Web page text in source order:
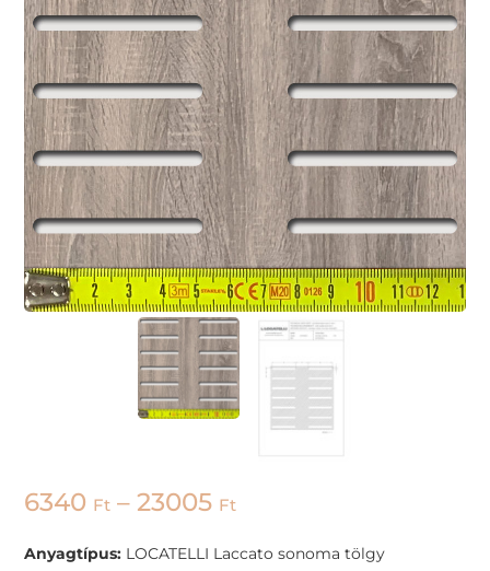
6340 Ft – 23005 Ft
Anyagtípus: LOCATELLI Laccato sonoma tölgy